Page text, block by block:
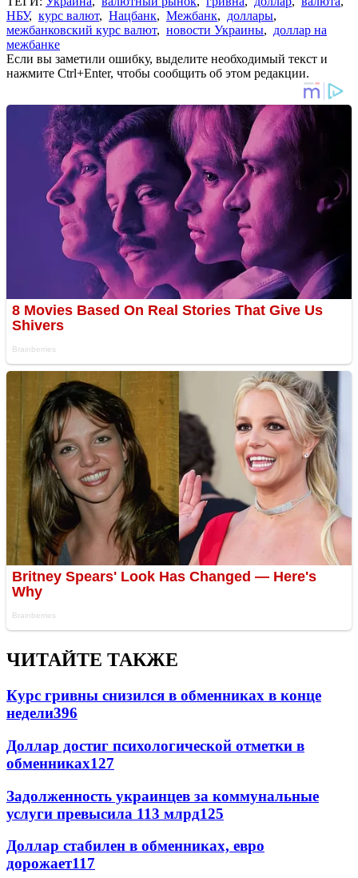
НБУ, курс валют, Нацбанк, Межбанк, доллары,
межбанковский курс валют, новости Украины, доллар на
межбанке
Если вы заметили ошибку, выделите необходимый текст и
нажмите Ctrl+Enter, чтобы сообщить об этом редакции.
ЧИТАЙТЕ ТАКЖЕ
Курс гривны снизился в обменниках в конце
недели396
Доллар достиг психологической отметки в
обменниках127
Задолженность украинцев за коммунальные
услуги превысила 113 млрд125
Доллар стабилен в обменниках, евро
дорожает117